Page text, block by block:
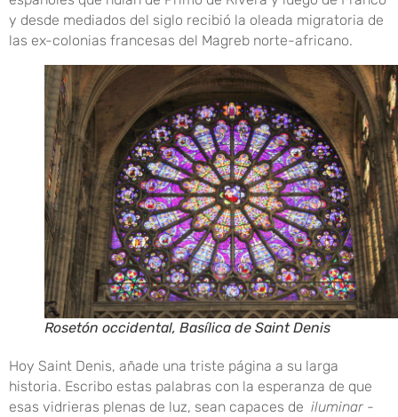
y desde mediados del siglo recibió la oleada migratoria de
las ex-colonias francesas del Magreb norte-africano.
Rosetón occidental, Basílica de Saint Denis
Hoy Saint Denis, añade una triste página a su larga
historia. Escribo estas palabras con la esperanza de que
esas vidrieras plenas de luz, sean capaces de iluminar -